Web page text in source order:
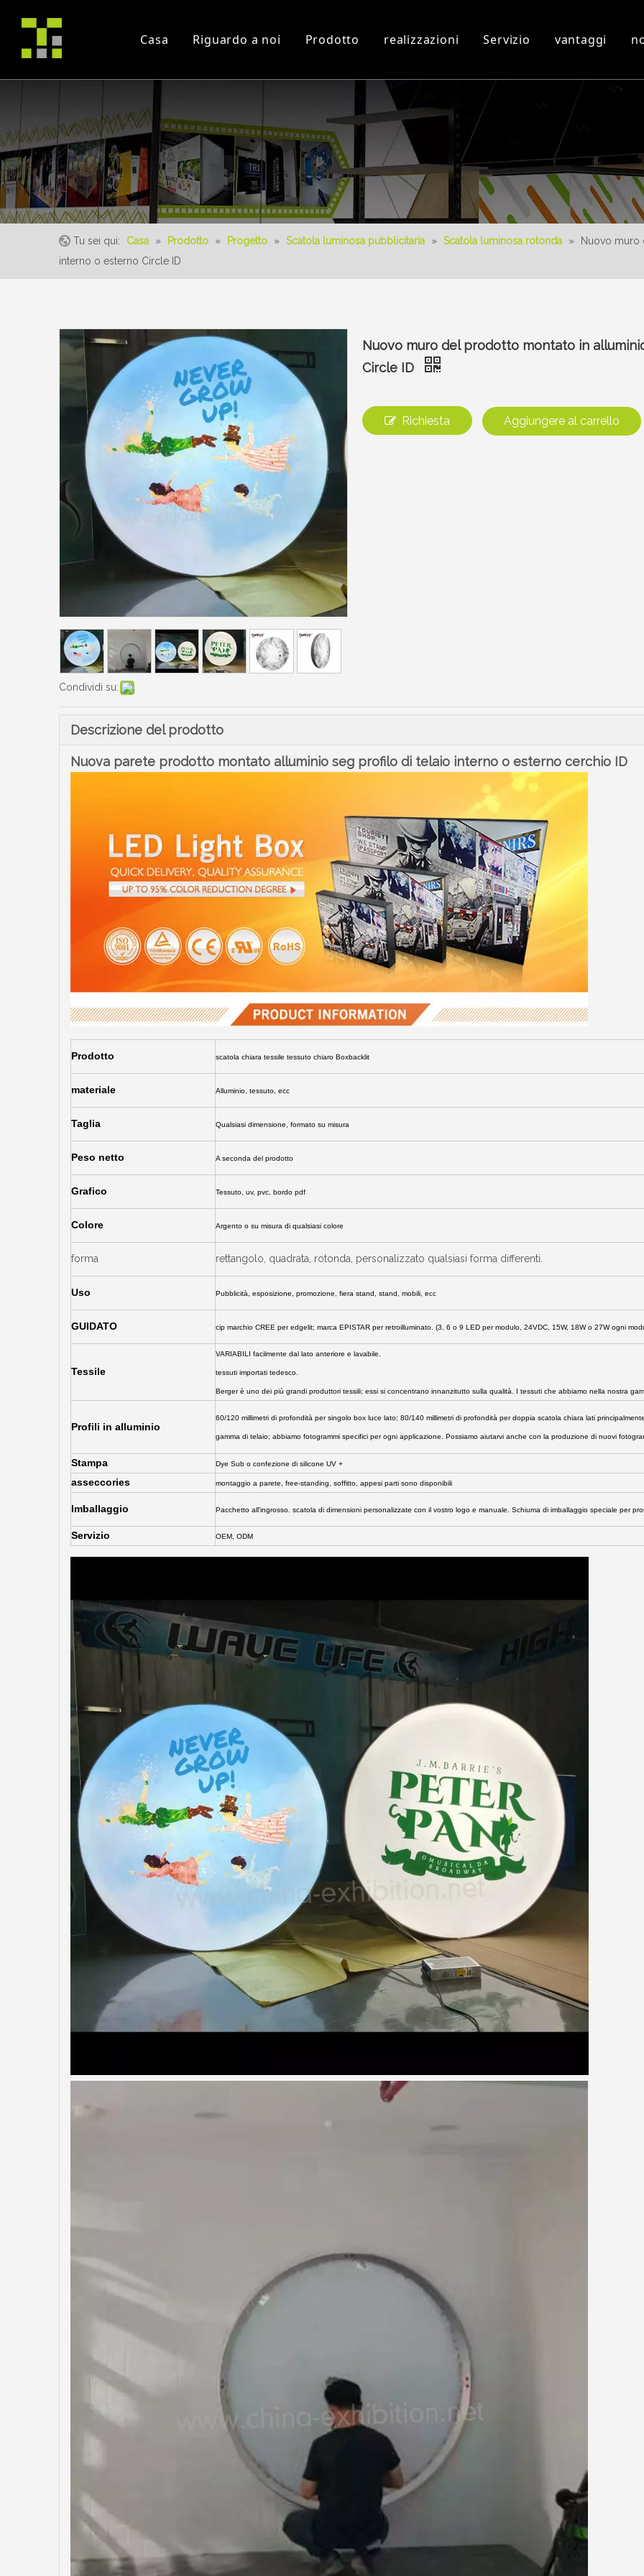
Casa Riguardo a noi
Laboratorio ed attrezzature
Prodotto
Video 3D
realizzazioni Servizio vantaggi
Nuovo prodotto
Tu sei qui: Casa » Prodotto » Progetto » Scatola luminosa pubblicitaria » Scatola luminosa rotonda »
Nuovo muro
interno o esterno Circle ID
Condividi su:
Nuovo muro del prodotto montato in
Circle ID
Richiesta Aggiungere al carrello
Descrizione del prodotto
Nuova parete prodotto montato alluminio seg profilo di telaio interno o esterno cerchio ID
Prodotto scatola chiara tessile tessuto chiaro Boxbacklit
materiale Alluminio, tessuto, ecc
Taglia Qualsiasi dimensione, formato su misura
Peso netto A seconda del prodotto
Grafico Tessuto, uv, pvc, bordo pdf
Colore Argento o su misura di qualsiasi colore
forma rettangolo, quadrata, rotonda, personalizzato qualsiasi forma differenti.
Uso Pubblicità, esposizione, promozione, fiera stand, stand, mobili, ecc
GUIDATO cip marchio CREE per edgelit; marca EPISTAR per retroilluminato. (3, 6 o 9 LED per modulo, 24VDC, 15W, 18W o 27W ogni
Tessile
VARIABILI facilmente dal lato anteriore e lavabile.
tessuti importati tedesco.
Berger è uno dei più grandi produttori tessili; essi si concentrano innanzitutto sulla qualità. I tessuti che abbiamo nella nostra
Profili in alluminio
60/120 millimetri di profondità per singolo box luce lato; 80/140 millimetri di profondità per doppia scatola chiara lati
gamma di telaio; abbiamo fotogrammi specifici per ogni applicazione. Possiamo aiutarvi anche con la produzione di nuovi
Stampa Dye Sub o confezione di silicone UV +
asseccories montaggio a parete, free-standing, soffitto, appesi parti sono disponibili
Imballaggio Pacchetto all'ingrosso. scatola di dimensioni personalizzate con il vostro logo e manuale. Schiuma di imballaggio speciale per
Servizio OEM, ODM